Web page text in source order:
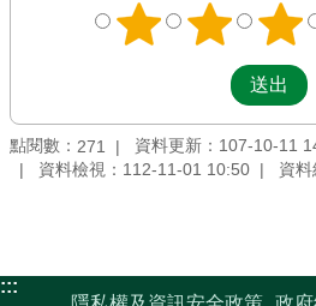
點閱數： 271
資料更新：107-10-11
資料檢視：112-11-01 10:50
資
:::